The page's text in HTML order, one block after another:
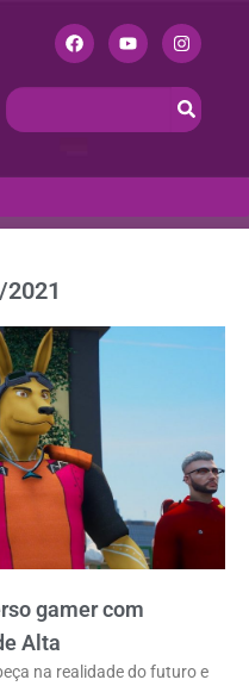
gamer com
Alta
na realidade do futuro e